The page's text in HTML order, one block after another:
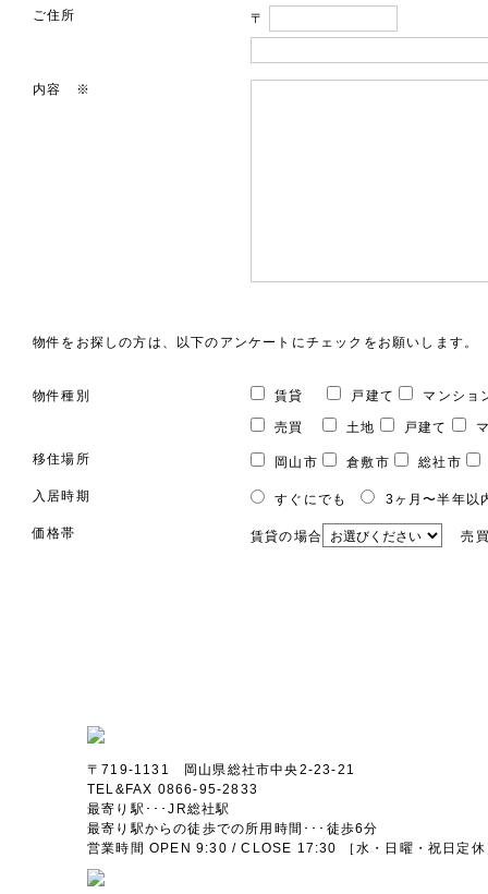
ご住所 〒
内容 ※
物件をお探しの方は、以下のアンケートにチェックをお願いします。
物件種別 賃貸 戸建て マンショ
売買 土地 戸建て
移住場所 岡山市 倉敷市 総社市
入居時期 すぐにでも 3ヶ月〜半年以
価格帯 賃貸の場合 売買
〒719-1131 岡山県総社市中央2-23-21
TEL&FAX 0866-95-2833
最寄り駅･･･JR総社駅
最寄り駅からの徒歩での所用時間･･･徒歩6分
営業時間 OPEN 9:30 / CLOSE 17:30 ［水・日曜・祝日定休